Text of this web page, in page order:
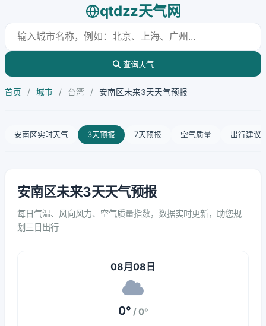
qtdzz天气网
查询天气
首页 / 城市 / 台湾 / 安南区未来3天天气预报
安南区实时天气 3天预报 7天预报 空气质量 出行建议
安南区未来3天天气预报
每日气温、风向风力、空气质量指数，数据实时更新，助您规
划三日出行
08月08日
0° / 0°